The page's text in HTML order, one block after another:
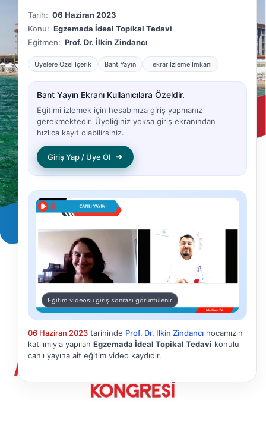
Tarih: 06 Haziran 2023
Konu: Egzemada İdeal Topikal Tedavi
Eğitmen: Prof. Dr. İlkin Zindancı
Üyelere Özel İçerik Bant Yayın Tekrar İzleme İmkanı
Bant Yayın Ekranı Kullanıcılara Özeldir.
Eğitimi izlemek için hesabınıza giriş yapmanız
gerekmektedir. Üyeliğiniz yoksa giriş ekranından
hızlıca kayıt olabilirsiniz.
Giriş Yap / Üye Ol ➜
Eğitim videosu giriş sonrası görüntülenir
06 Haziran 2023 tarihinde Prof. Dr. İlkin Zindancı hocamızın
katılımıyla yapılan Egzemada İdeal Topikal Tedavi konulu
canlı yayına ait eğitim video kaydıdır.